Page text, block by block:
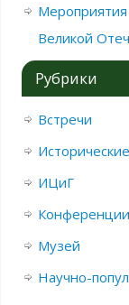
Великой
Рубрики
Встречи
Исторические
ИЦиГ
Конференции
Музей
Научно-